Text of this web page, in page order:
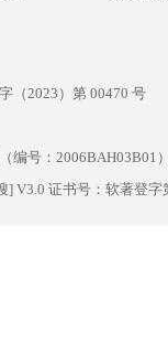
（2023）第 00470 号
编号：2006BAH03B01
V3.0 证书号：软著登字